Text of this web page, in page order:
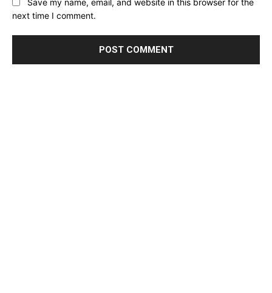
Save my name, email, and website in this browser for the
next time I comment.